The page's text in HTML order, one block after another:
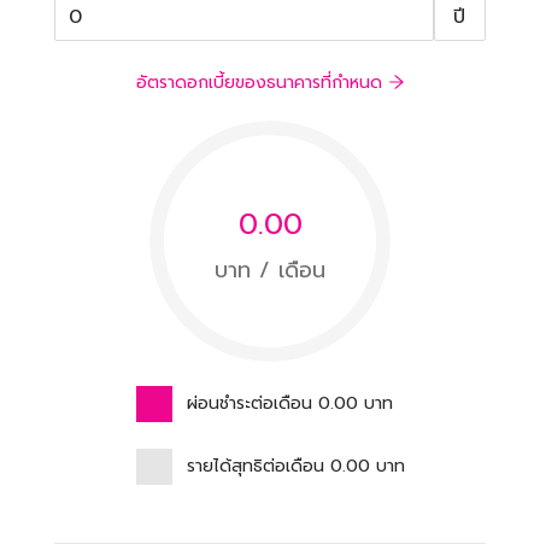
ปี
อัตราดอกเบี้ยของธนาคารที่กำหนด
0.00
บาท / เดือน
ผ่อนชำระต่อเดือน 0.00 บาท
รายได้สุทธิต่อเดือน 0.00 บาท